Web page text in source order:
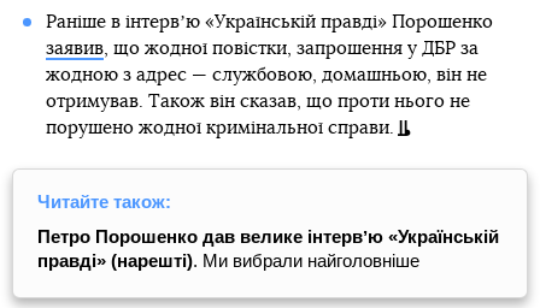
Раніше в інтервʼю «Українській правді» Порошенко
заявив, що жодної повістки, запрошення у ДБР за
жодною з адрес — службовою, домашньою, він не
отримував. Також він сказав, що проти нього не
порушено жодної кримінальної справи.
Читайте також:
Петро Порошенко дав велике інтервʼю «Українській
правді» (нарешті). Ми вибрали найголовніше